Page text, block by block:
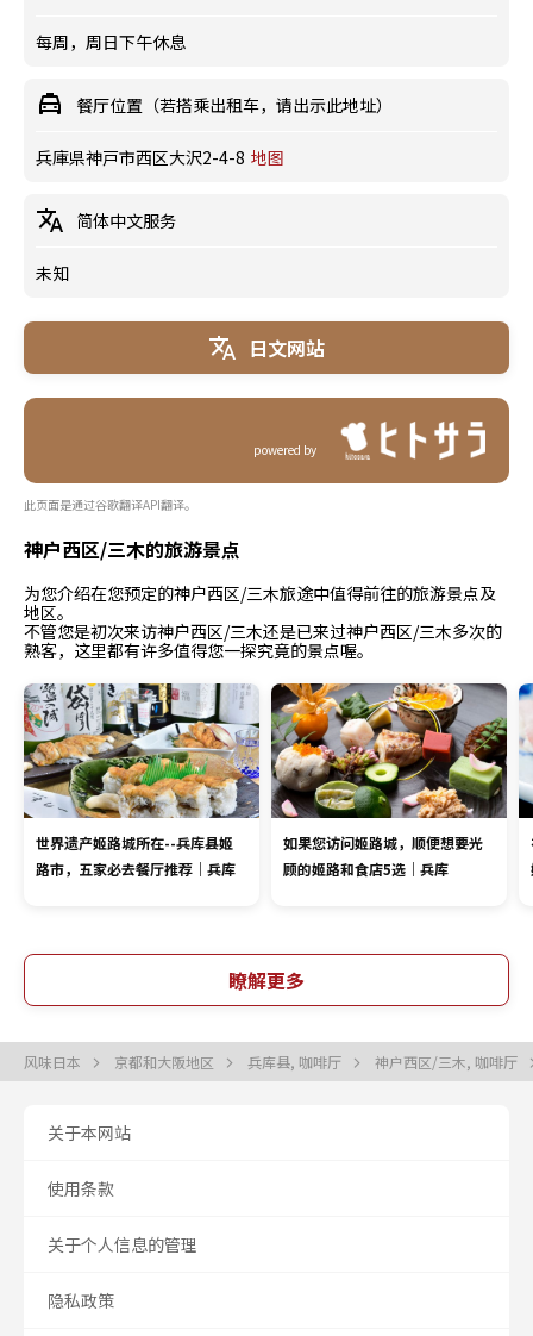
每周，周日下午休息
餐厅位置（若搭乘出租车，请出示此地址）
兵庫県神戸市西区大沢2-4-8 地图
简体中文服务
未知
日文网站
powered by
此页面是通过谷歌翻译API翻译。
神户西区/三木的旅游景点
为您介绍在您预定的神户西区/三木旅途中值得前往的旅游景点及
地区。
不管您是初次来访神户西区/三木还是已来过神户西区/三木多次的
熟客，这里都有许多值得您一探究竟的景点喔。
世界遗产姬路城所在--兵库县姬
路市，五家必去餐厅推荐｜兵库
如果您访问姬路城，顺便想要光
顾的姬路和食店5选｜兵库
瞭解更多
风味日本 京都和大阪地区 兵库县, 咖啡厅 神户西区/三木, 咖啡厅
关于本网站
使用条款
关于个人信息的管理
隐私政策